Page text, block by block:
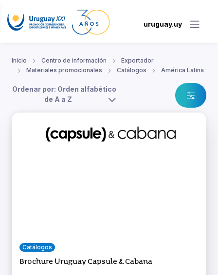
uruguay.uy
Inicio Centro de información
Exportador
Materiales promocionales
Catálogos América Latina
Ordenar por: Orden alfabético
de A a Z
Catálogos
Brochure Uruguay Capsule & Cabana